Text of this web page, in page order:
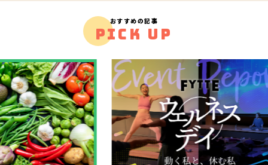
おすすめの記事
PICK UP